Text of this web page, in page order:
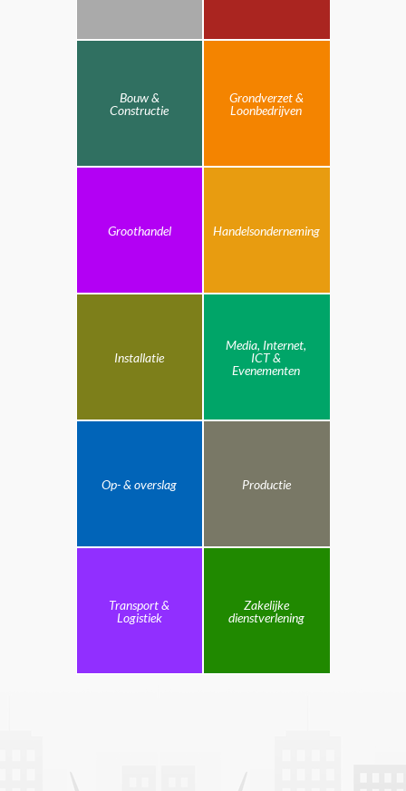
Bouw &
Constructie
Grondverzet &
Loonbedrijven
Groothandel Handelsonderneming
Installatie
Media, Internet,
ICT &
Evenementen
Op- & overslag Productie
Transport &
Logistiek
Zakelijke
dienstverlening